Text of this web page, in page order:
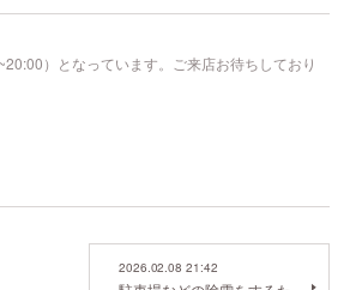
）となっています。ご来店お待ちしており
2026.02.08 21:42